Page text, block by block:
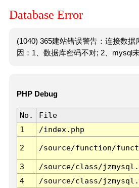
Database Error
(1040) 365建站错误警告：连接数据
因：1、数据库密码不对; 2、mysql未
PHP Debug
No. File
1
/index.php
2 /source/function/
3 /source/class/
4
/source/class/